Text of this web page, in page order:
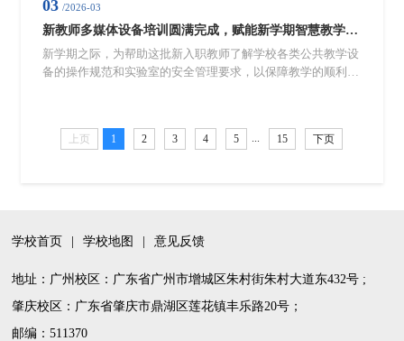
03 /2026-03
新教师多媒体设备培训圆满完成，赋能新学期智慧教学开展
新学期之际，为帮助这批新入职教师了解学校各类公共教学设
备的操作规范和实验室的安全管理要求，以保障教学的顺利开
师都积极参与，现场气氛活跃。本次培训主要从四个方面展
开。第一，由实验实训中心唐剑平副主任详细介绍了全校教学
上页 1 2 3 4 5 ... 15 下页
学校首页 学校地图 意见反馈
地址：广州校区：广东省广州市增城区朱村街朱村大道东432号 ;
肇庆校区：广东省肇庆市鼎湖区莲花镇丰乐路20号；
邮编：511370